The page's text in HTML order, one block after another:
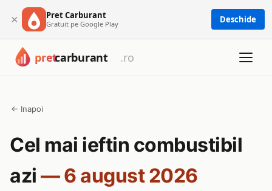
× Pret Carburant
Gratuit pe Google Play Deschide
← Inapoi
Cel mai ieftin combustibil
azi — 6 august 2026